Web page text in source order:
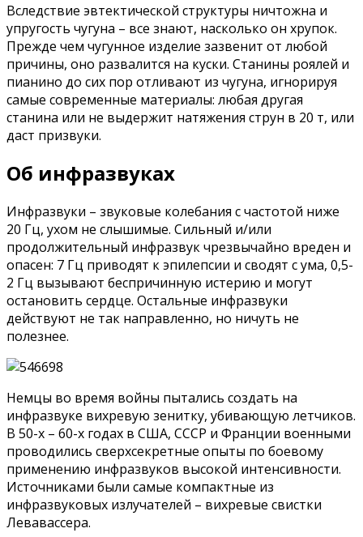
Вследствие эвтектической структуры ничтожна и
упругость чугуна – все знают, насколько он хрупок.
Прежде чем чугунное изделие зазвенит от любой
причины, оно развалится на куски. Станины роялей и
пианино до сих пор отливают из чугуна, игнорируя
самые современные материалы: любая другая
станина или не выдержит натяжения струн в 20 т, или
даст призвуки.
Об инфразвуках
Инфразвуки – звуковые колебания с частотой ниже
20 Гц, ухом не слышимые. Сильный и/или
продолжительный инфразвук чрезвычайно вреден и
опасен: 7 Гц приводят к эпилепсии и сводят с ума, 0,5-
2 Гц вызывают беспричинную истерию и могут
остановить сердце. Остальные инфразвуки
действуют не так направленно, но ничуть не
полезнее.
Немцы во время войны пытались создать на
инфразвуке вихревую зенитку, убивающую летчиков.
В 50-х – 60-х годах в США, СССР и Франции военными
проводились сверхсекретные опыты по боевому
применению инфразвуков высокой интенсивности.
Источниками были самые компактные из
инфразвуковых излучателей – вихревые свистки
Левавассера.